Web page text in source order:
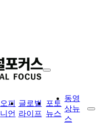
오피
니언
글로벌
라이프
포토
뉴스
동영
상뉴
스